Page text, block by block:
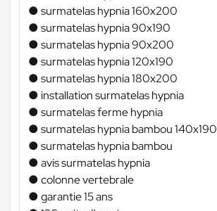
● surmatelas hypnia 160x200
● surmatelas hypnia 90x190
● surmatelas hypnia 90x200
● surmatelas hypnia 120x190
● surmatelas hypnia 180x200
● installation surmatelas hypnia
● surmatelas ferme hypnia
● surmatelas hypnia bambou 140x190
● surmatelas hypnia bambou
● avis surmatelas hypnia
● colonne vertebrale
● garantie 15 ans